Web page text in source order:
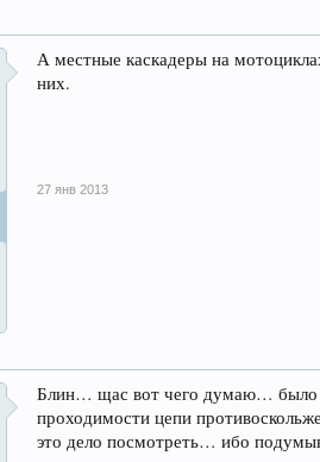
А местные каскадеры на
них.
27 янв 2013
Блин… щас вот чего думаю… было
проходимости цепи
это дело посмотреть… ибо